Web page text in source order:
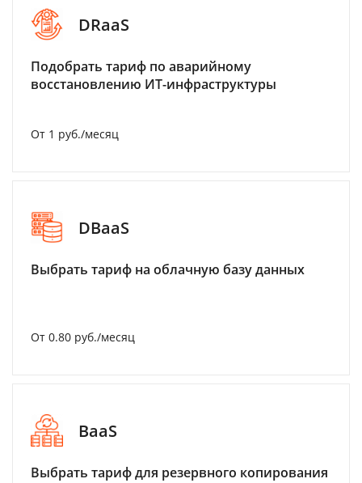
DRaaS
Подобрать тариф по аварийному
восстановлению ИТ-инфраструктуры
От 1 руб./месяц
DBaaS
Выбрать тариф на облачную базу данных
От 0.80 руб./месяц
BaaS
Выбрать тариф для резервного копирования